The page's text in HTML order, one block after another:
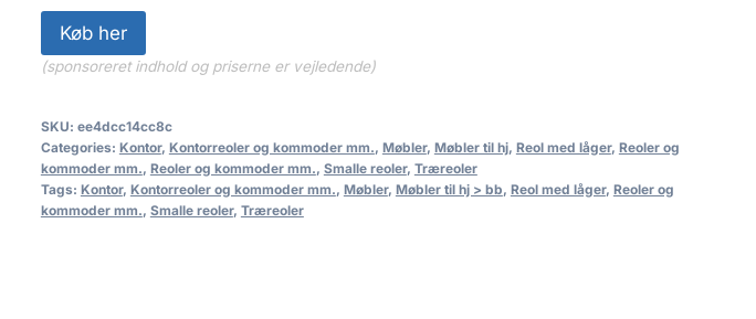
Køb her
(sponsoreret indhold og priserne er vejledende)
SKU: ee4dcc14cc8c
Categories: Kontor, Kontorreoler og kommoder mm., Møbler, Møbler til hj, Reol med låger, Reoler og
kommoder mm., Reoler og kommoder mm., Smalle reoler, Træreoler
Tags: Kontor, Kontorreoler og kommoder mm., Møbler, Møbler til hj > bb, Reol med låger, Reoler og
kommoder mm., Smalle reoler, Træreoler